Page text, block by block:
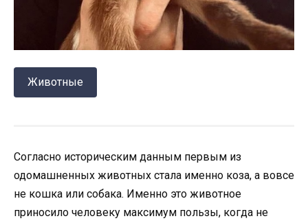
Животные
Согласно историческим данным первым из
одомашненных животных стала именно коза, а вовсе
не кошка или собака. Именно это животное
приносило человеку максимум пользы, когда не